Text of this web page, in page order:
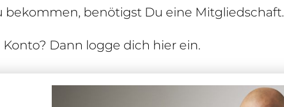
bekommen, benö­tigst Du eine Mitgliedschaft.
Dann logge dich hier ein.